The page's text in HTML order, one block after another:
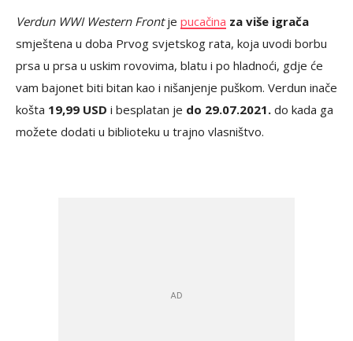
Verdun WWI Western Frontje pucačina za više igrača
smještena u doba Prvog svjetskog rata, koja uvodi borbu
prsa u prsa u uskim rovovima, blatu i po hladnoći, gdje će
vam bajonet biti bitan kao i nišanjenje puškom. Verdun inače
košta 19,99 USD i besplatan je do 29.07.2021. do kada ga
možete dodati u biblioteku u trajno vlasništvo.